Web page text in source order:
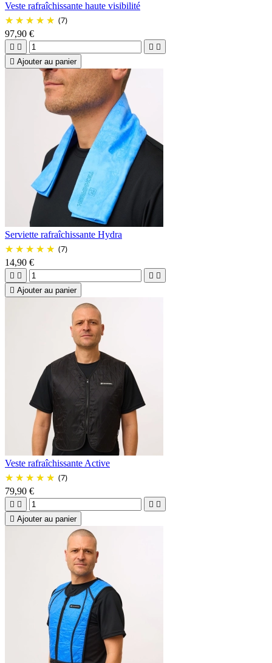
Veste rafraîchissante haute visibilité
(7)
97,90 €
   
 Ajouter au panier
Serviette rafraîchissante Hydra
(7)
14,90 €
   
 Ajouter au panier
Veste rafraîchissante Active
(7)
79,90 €
   
 Ajouter au panier